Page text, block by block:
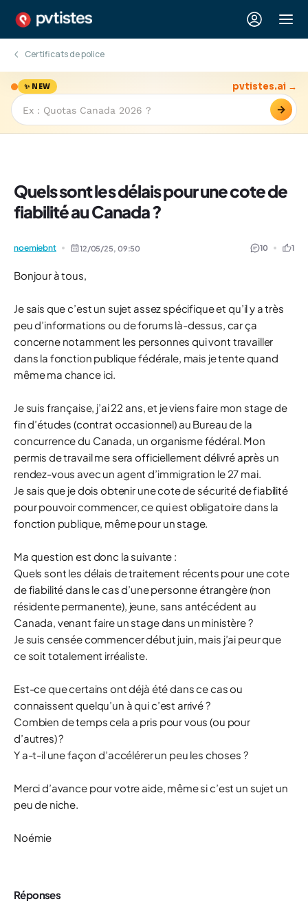
Certificats de police
✨ NEW
→
pvtistes.ai →
Quels sont les délais pour une cote de
fiabilité au Canada ?
noemiebnt 12/05/25, 09:50 10 1
Bonjour à tous,
Je sais que c’est un sujet assez spécifique et qu’il y a très
peu d’informations ou de forums là-dessus, car ça
concerne notamment les personnes qui vont travailler
dans la fonction publique fédérale, mais je tente quand
même ma chance ici.
Je suis française, j’ai 22 ans, et je viens faire mon stage de
fin d’études (contrat occasionnel) au Bureau de la
concurrence du Canada, un organisme fédéral. Mon
permis de travail me sera officiellement délivré après un
rendez-vous avec un agent d’immigration le 27 mai.
Je sais que je dois obtenir une cote de sécurité de fiabilité
pour pouvoir commencer, ce qui est obligatoire dans la
fonction publique, même pour un stage.
Ma question est donc la suivante :
Quels sont les délais de traitement récents pour une cote
de fiabilité dans le cas d’une personne étrangère (non
résidente permanente), jeune, sans antécédent au
Canada, venant faire un stage dans un ministère ?
Je suis censée commencer début juin, mais j’ai peur que
ce soit totalement irréaliste.
Est-ce que certains ont déjà été dans ce cas ou
connaissent quelqu’un à qui c’est arrivé ?
Combien de temps cela a pris pour vous (ou pour
d’autres) ?
Y a-t-il une façon d’accélérer un peu les choses ?
Merci d’avance pour votre aide, même si c’est un sujet un
peu de niche.
Noémie
Réponses